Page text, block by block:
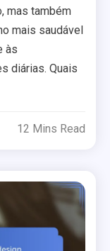
mas também
mais saudável
às
diárias. Quais
12 Mins Read